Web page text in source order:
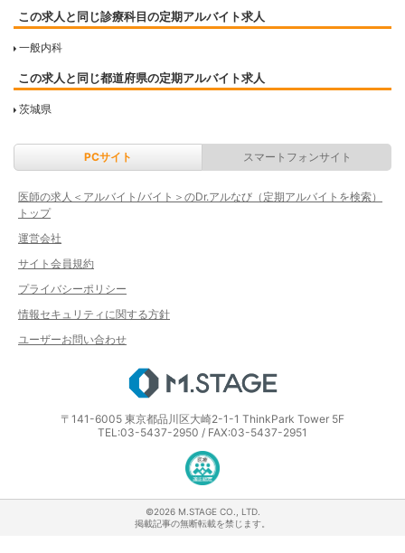
この求人と同じ診療科目の定期アルバイト求人
一般内科
この求人と同じ都道府県の定期アルバイト求人
茨城県
PCサイト スマートフォンサイト
医師の求人＜アルバイト/バイト＞のDr.アルなび（定期アルバイトを検索）
トップ
運営会社
サイト会員規約
プライバシーポリシー
情報セキュリティに関する方針
ユーザーお問い合わせ
〒141-6005 東京都品川区大崎2-1-1 ThinkPark Tower 5F
TEL:03-5437-2950 / FAX:03-5437-2951
©2026 M.STAGE CO., LTD.
掲載記事の無断転載を禁じます。